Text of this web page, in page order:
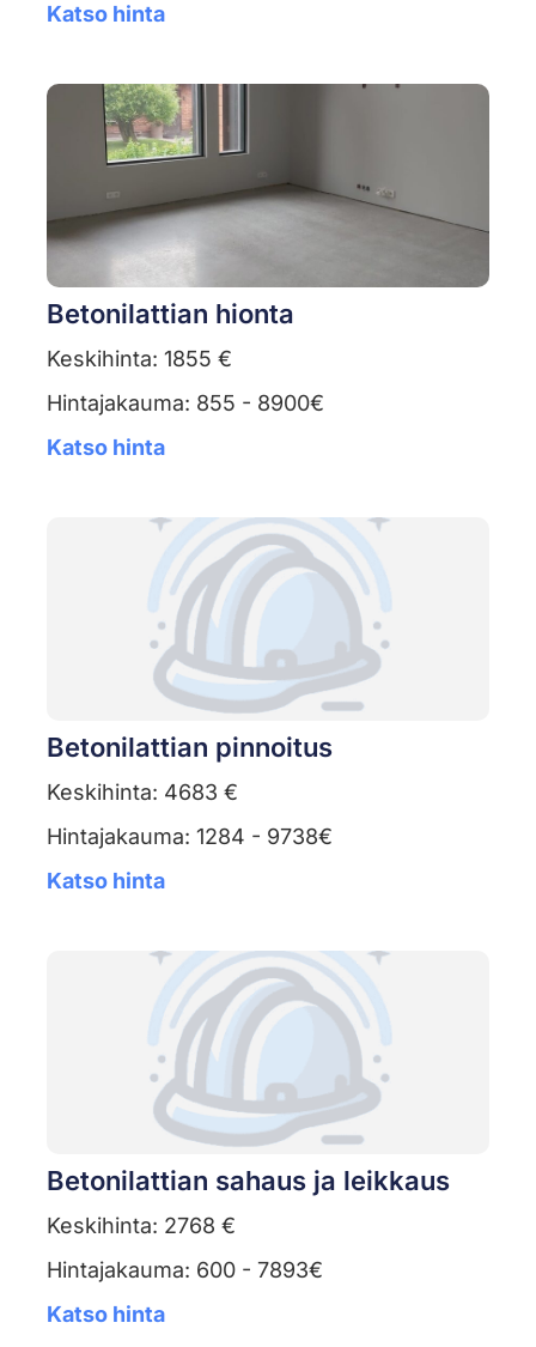
Katso hinta
Betonilattian hionta
Keskihinta: 1855 €
Hintajakauma: 855 - 8900€
Katso hinta
Betonilattian pinnoitus
Keskihinta: 4683 €
Hintajakauma: 1284 - 9738€
Katso hinta
Betonilattian sahaus ja leikkaus
Keskihinta: 2768 €
Hintajakauma: 600 - 7893€
Katso hinta